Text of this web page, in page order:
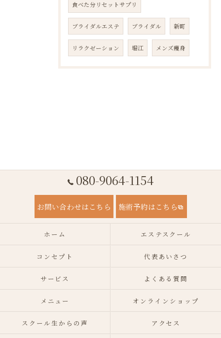
食べた分リセットサプリ
ブライダルエステ ブライダル 新町
リラクゼーション 堀江 メンズ痩身
080-9064-1154
お問い合わせはこちら 施術予約はこちら
ホーム エステスクール
コンセプト 代表あいさつ
サービス よくある質問
メニュー オンラインショップ
スクール生からの声 アクセス